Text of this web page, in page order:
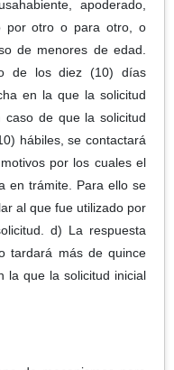
apoderado,
por otro o para otro, o
de menores de edad.
de los diez (10) días
en la que la solicitud
de que la solicitud
hábiles, se contactará
por los cuales el
en trámite. Para ello se
al que fue utilizado por
d) La respuesta
tardará más de quince
la que la solicitud inicial